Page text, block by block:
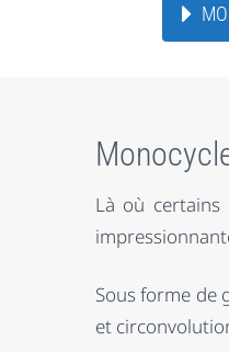
Là où certains
Sous forme de
et